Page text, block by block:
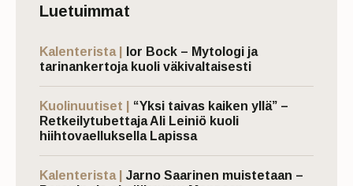
Luetuimmat
Kalenterista |
Ior Bock – Mytologi ja
tarinankertoja kuoli väkivaltaisesti
Kuolinuutiset |
“Yksi taivas kaiken yllä” –
Retkeilytubettaja Ali Leiniö kuoli
hiihtovaelluksella Lapissa
Kalenterista |
Jarno Saarinen muistetaan –